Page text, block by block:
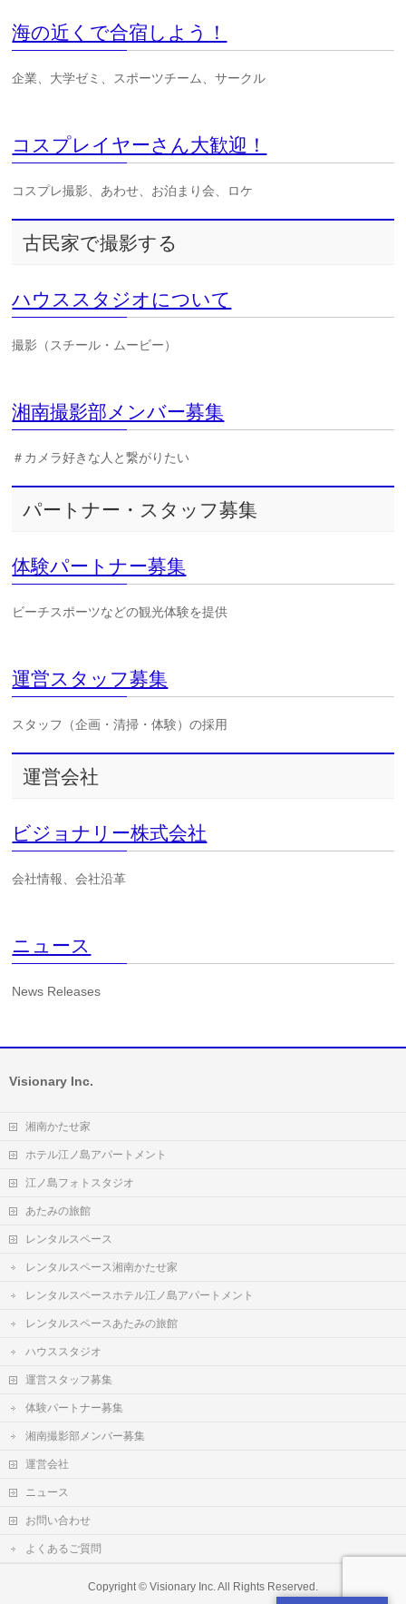
海の近くで合宿しよう！
企業、大学ゼミ、スポーツチーム、サークル
コスプレイヤーさん大歓迎！
コスプレ撮影、あわせ、お泊まり会、ロケ
古民家で撮影する
ハウススタジオについて
撮影（スチール・ムービー）
湘南撮影部メンバー募集
＃カメラ好きな人と繋がりたい
パートナー・スタッフ募集
体験パートナー募集
ビーチスポーツなどの観光体験を提供
運営スタッフ募集
スタッフ（企画・清掃・体験）の採用
運営会社
ビジョナリー株式会社
会社情報、会社沿革
ニュース
News Releases
Visionary Inc.
湘南かたせ家
ホテル江ノ島アパートメント
江ノ島フォトスタジオ
あたみの旅館
レンタルスペース
レンタルスペース湘南かたせ家
レンタルスペースホテル江ノ島アパートメント
レンタルスペースあたみの旅館
ハウススタジオ
運営スタッフ募集
体験パートナー募集
湘南撮影部メンバー募集
運営会社
ニュース
お問い合わせ
よくあるご質問
Copyright © Visionary Inc.All Rights Reserved.